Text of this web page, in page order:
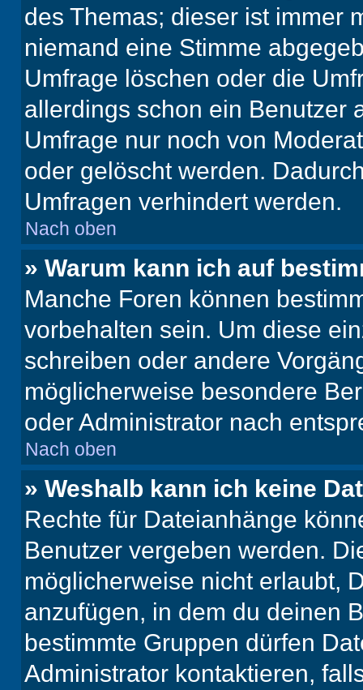
des Themas; dieser ist immer
niemand eine Stimme
Umfrage löschen oder die
allerdings schon ein Benutzer
Umfrage nur noch von
oder gelöscht werden.
Umfragen verhindert werden.
Nach oben
» Warum kann ich auf
Manche Foren können
vorbehalten sein. Um diese
schreiben oder andere
möglicherweise besondere
oder Administrator nach
Nach oben
» Weshalb kann ich keine
Rechte für Dateianhänge
Benutzer vergeben werden.
möglicherweise nicht erlaubt,
anzufügen, in dem du deinen
bestimmte Gruppen dürfen
Administrator kontaktieren,